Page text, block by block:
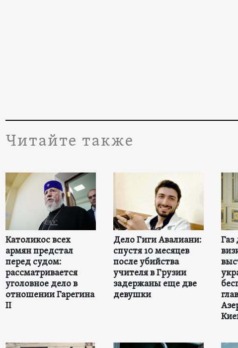
Читайте также
Католикос всех
армян предстал
перед судом:
рассматривается
уголовное дело в
отношении Гарегина
II
Дело Гиги Авалиани:
спустя 10 месяцев
после убийства
учителя в Грузии
задержаны еще две
девушки